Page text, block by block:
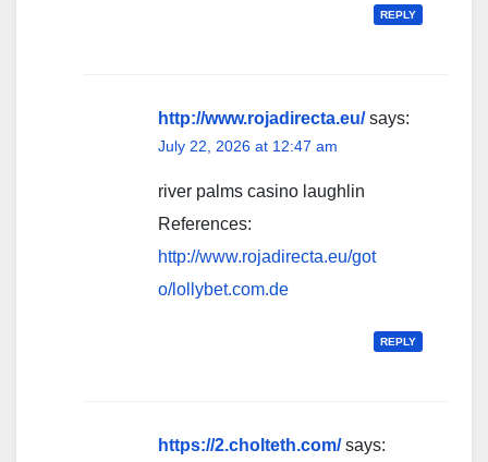
REPLY
http://www.rojadirecta.eu/ says:
July 22, 2026 at 12:47 am
river palms casino laughlin
References:
http://www.rojadirecta.eu/got
o/lollybet.com.de
REPLY
https://2.cholteth.com/ says: